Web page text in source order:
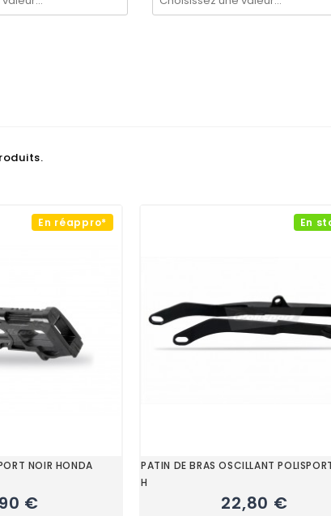
En réappro*
NOIR HONDA
€
En
PATIN DE BRAS OSCILLANT
H
22,80 €